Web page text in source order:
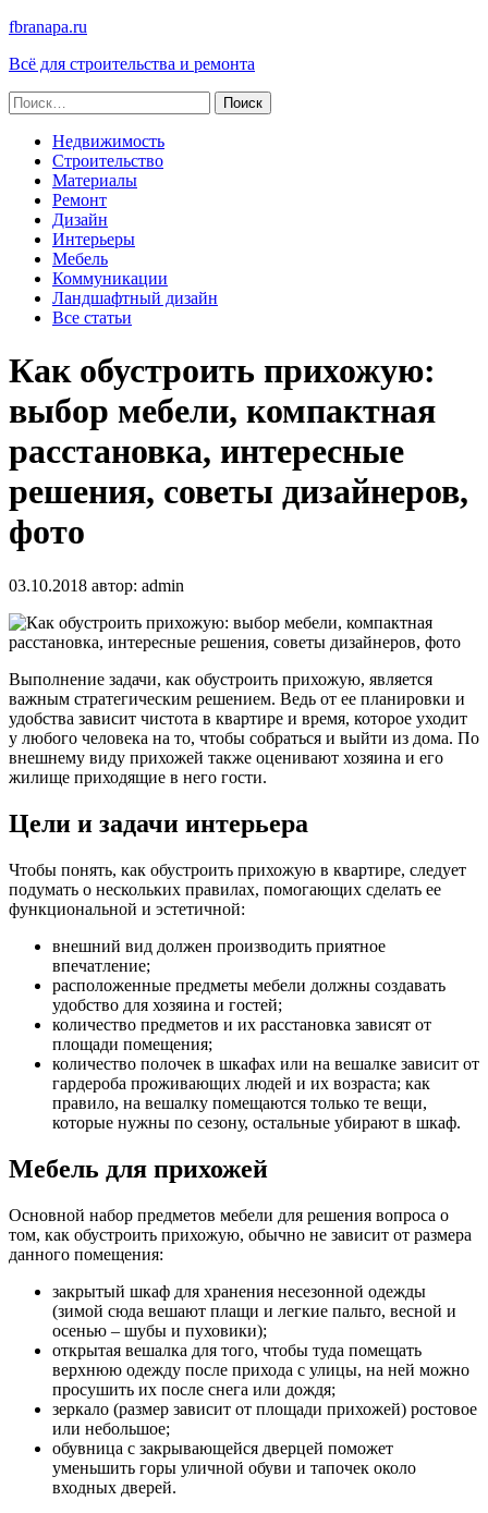
fbranapa.ru
Всё для строительства и ремонта
Найти:
Недвижимость
Строительство
Материалы
Ремонт
Дизайн
Интерьеры
Мебель
Коммуникации
Ландшафтный дизайн
Все статьи
Как обустроить прихожую:
выбор мебели, компактная
расстановка, интересные
решения, советы дизайнеров,
фото
03.10.2018 автор: admin
Выполнение задачи, как обустроить прихожую, является
важным стратегическим решением. Ведь от ее планировки и
удобства зависит чистота в квартире и время, которое уходит
у любого человека на то, чтобы собраться и выйти из дома. По
внешнему виду прихожей также оценивают хозяина и его
жилище приходящие в него гости.
Цели и задачи интерьера
Чтобы понять, как обустроить прихожую в квартире, следует
подумать о нескольких правилах, помогающих сделать ее
функциональной и эстетичной:
внешний вид должен производить приятное
впечатление;
расположенные предметы мебели должны создавать
удобство для хозяина и гостей;
количество предметов и их расстановка зависят от
площади помещения;
количество полочек в шкафах или на вешалке зависит от
гардероба проживающих людей и их возраста; как
правило, на вешалку помещаются только те вещи,
которые нужны по сезону, остальные убирают в шкаф.
Мебель для прихожей
Основной набор предметов мебели для решения вопроса о
том, как обустроить прихожую, обычно не зависит от размера
данного помещения:
закрытый шкаф для хранения несезонной одежды
(зимой сюда вешают плащи и легкие пальто, весной и
осенью – шубы и пуховики);
открытая вешалка для того, чтобы туда помещать
верхнюю одежду после прихода с улицы, на ней можно
просушить их после снега или дождя;
зеркало (размер зависит от площади прихожей) ростовое
или небольшое;
обувница с закрывающейся дверцей поможет
уменьшить горы уличной обуви и тапочек около
входных дверей.